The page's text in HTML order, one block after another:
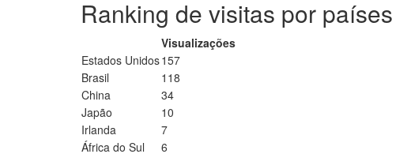
Ranking de visitas por países
Visualizações
Estados Unidos157
Brasil
118
China
34
Japão
10
Irlanda
7
África do Sul
6